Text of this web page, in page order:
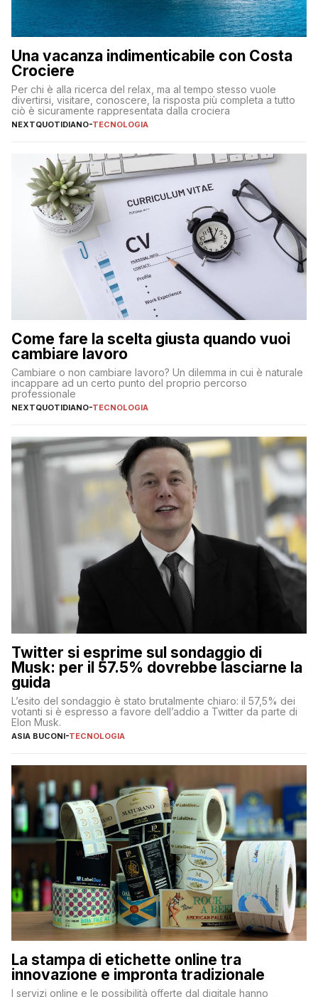
Una vacanza indimenticabile con Costa
Crociere
Per chi è alla ricerca del relax, ma al tempo stesso vuole
divertirsi, visitare, conoscere, la risposta più completa a tutto
ciò è sicuramente rappresentata dalla crociera
NEXTQUOTIDIANO-TECNOLOGIA
Come fare la scelta giusta quando vuoi
cambiare lavoro
Cambiare o non cambiare lavoro? Un dilemma in cui è naturale
incappare ad un certo punto del proprio percorso
professionale
NEXTQUOTIDIANO-TECNOLOGIA
Twitter si esprime sul sondaggio di
Musk: per il 57.5% dovrebbe lasciarne la
guida
L’esito del sondaggio è stato brutalmente chiaro: il 57,5% dei
votanti si è espresso a favore dell’addio a Twitter da parte di
Elon Musk.
ASIA BUCONI-TECNOLOGIA
La stampa di etichette online tra
innovazione e impronta tradizionale
I servizi online e le possibilità offerte dal digitale hanno